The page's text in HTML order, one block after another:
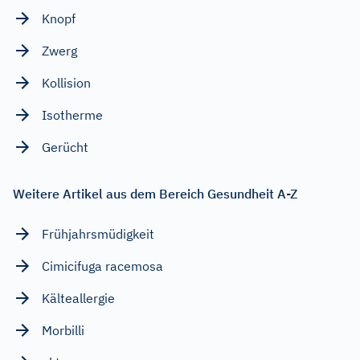
Knopf
Zwerg
Kollision
Isotherme
Gerücht
Weitere Artikel aus dem Bereich Gesundheit A-Z
Frühjahrsmüdigkeit
Cimicifuga racemosa
Kälteallergie
Morbilli